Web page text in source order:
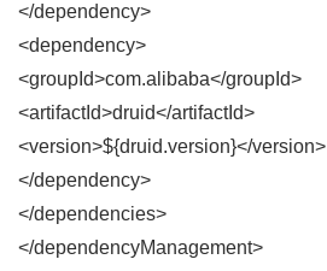
</dependency>
<dependency>
<groupId>com.alibaba</groupId>
<artifactId>druid</artifactId>
<version>${druid.version}</version>
</dependency>
</dependencies>
</dependencyManagement>